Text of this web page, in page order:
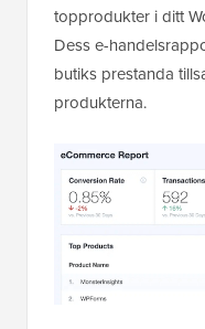
topprodukter i ditt
Dess e-
butiks prestanda
produkterna.